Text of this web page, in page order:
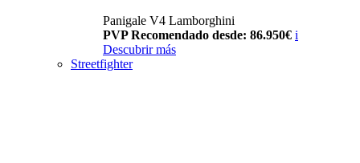
Panigale V4 Lamborghini
PVP Recomendado desde: 86.950€ i
Descubrir más
Streetfighter